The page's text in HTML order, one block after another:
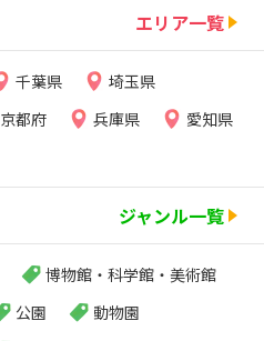
エリア一覧
千葉県
埼玉県
京都府 兵庫県
愛知県
ジャンル一覧
博物館・科学館・美術館
公園
動物園